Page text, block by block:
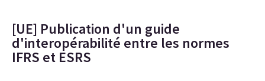
[UE] Publication d'un guide
d'interopérabilité entre les normes
IFRS et ESRS